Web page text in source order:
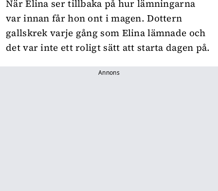
När Elina ser tillbaka på hur lämningarna
var innan får hon ont i magen. Dottern
gallskrek varje gång som Elina lämnade och
det var inte ett roligt sätt att starta dagen på.
Annons